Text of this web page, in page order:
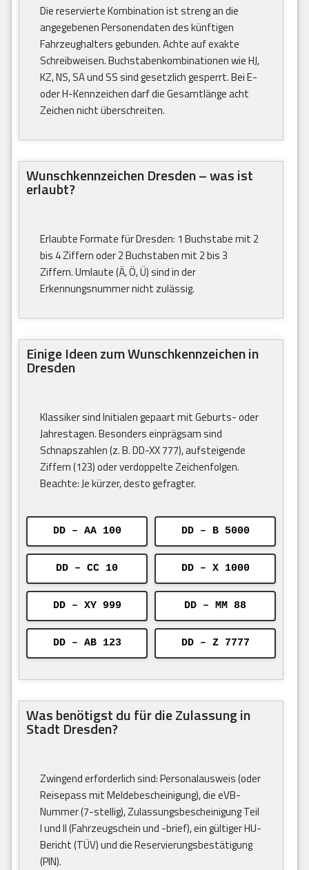
Die reservierte Kombination ist streng an die
angegebenen Personendaten des künftigen
Fahrzeughalters gebunden. Achte auf exakte
Schreibweisen. Buchstabenkombinationen wie HJ,
KZ, NS, SA und SS sind gesetzlich gesperrt. Bei E-
oder H-Kennzeichen darf die Gesamtlänge acht
Zeichen nicht überschreiten.
Wunschkennzeichen Dresden – was ist
erlaubt?
Erlaubte Formate für Dresden: 1 Buchstabe mit 2
bis 4 Ziffern oder 2 Buchstaben mit 2 bis 3
Ziffern. Umlaute (Ä, Ö, Ü) sind in der
Erkennungsnummer nicht zulässig.
Einige Ideen zum Wunschkennzeichen in
Dresden
Klassiker sind Initialen gepaart mit Geburts- oder
Jahrestagen. Besonders einprägsam sind
Schnapszahlen (z. B. DD-XX 777), aufsteigende
Ziffern (123) oder verdoppelte Zeichenfolgen.
Beachte: Je kürzer, desto gefragter.
DD – AA 100 DD – B 5000
DD – CC 10 DD – X 1000
DD – XY 999 DD – MM 88
DD – AB 123 DD – Z 7777
Was benötigst du für die Zulassung in
Stadt Dresden?
Zwingend erforderlich sind: Personalausweis (oder
Reisepass mit Meldebescheinigung), die eVB-
Nummer (7-stellig), Zulassungsbescheinigung Teil
I und II (Fahrzeugschein und -brief), ein gültiger HU-
Bericht (TÜV) und die Reservierungsbestätigung
(PIN).